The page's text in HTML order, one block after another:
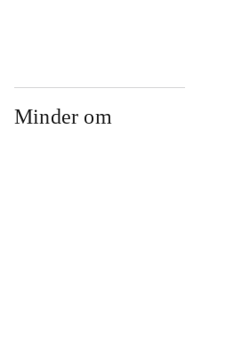
Minder om